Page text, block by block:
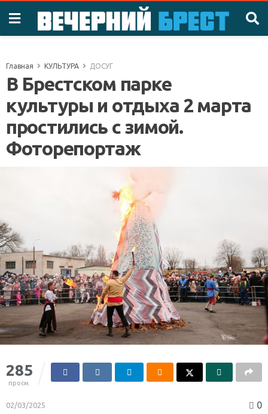
Главная КУЛЬТУРА ДОСУГ
В Брестском парке
культуры и отдыха 2 марта
простились с зимой.
Фоторепортаж
285
просм.
02/03/2025 0